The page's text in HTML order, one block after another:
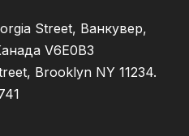
Street, Ванкувер,
V6E0B3
Brooklyn NY 11234.